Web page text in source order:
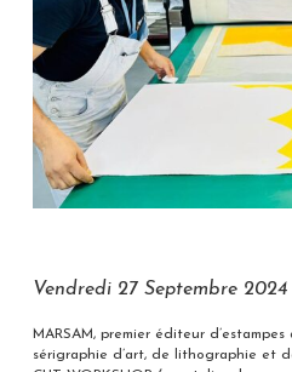
Vendredi 27 Septembre 2024
MARSAM, premier éditeur
sérigraphie d’art, de lithographie et